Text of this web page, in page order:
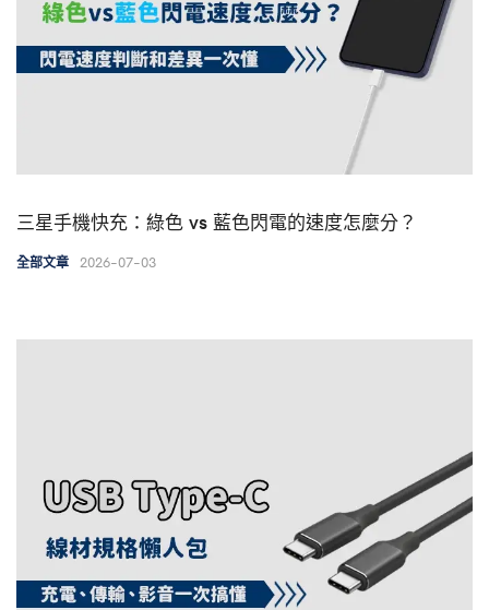
三星手機快充：綠色 vs 藍色閃電的速度怎麼分？
全部文章 2026-07-03